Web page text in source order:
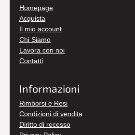
Homepage
Acquista
Il mio account
Chi Siamo
Lavora con noi
Contatti
Informazioni
Rimborsi e Resi
Condizioni di vendita
Diritto di recesso